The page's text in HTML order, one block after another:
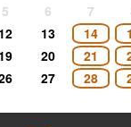
5 6 7
12 13 14
19 20 21
27 28